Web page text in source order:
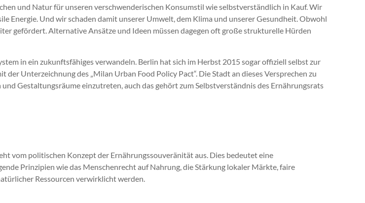
und Natur für unseren verschwenderischen Konsumstil wie selbstverständlich in Kauf. Wir
Energie. Und wir schaden damit unserer Umwelt, dem Klima und unserer Gesundheit. Obwohl
gefördert. Alternative Ansätze und Ideen müssen dagegen oft große strukturelle Hürden
in ein zukunftsfähiges verwandeln. Berlin hat sich im Herbst 2015 sogar offiziell selbst zur
Unterzeichnung des „Milan Urban Food Policy Pact“. Die Stadt an dieses Versprechen zu
Gestaltungsräume einzutreten, auch das gehört zum Selbstverständnis des Ernährungsrats
vom politischen Konzept der Ernährungssouveränität aus. Dies bedeutet eine
Prinzipien wie das Menschenrecht auf Nahrung, die Stärkung lokaler Märkte, faire
Ressourcen verwirklicht werden.